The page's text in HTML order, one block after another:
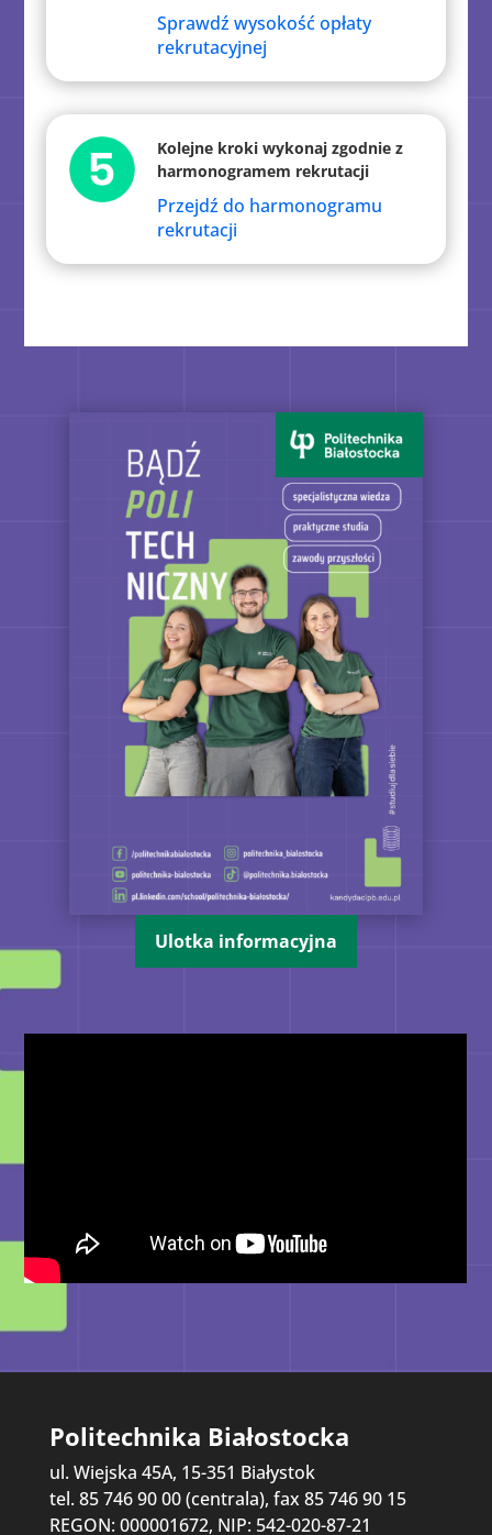
Sprawdź wysokość opłaty
rekrutacyjnej
Kolejne kroki wykonaj zgodnie z
harmonogramem rekrutacji
Przejdź do harmonogramu
rekrutacji
Ulotka informacyjna
Politechnika Białostocka
ul. Wiejska 45A, 15-351 Białystok
tel. 85 746 90 00 (centrala), fax 85 746 90 15
REGON: 000001672, NIP: 542-020-87-21